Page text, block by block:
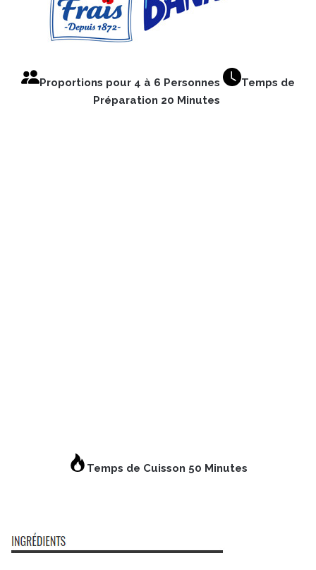
Proportions pour 4 à 6 Personnes
Temps de
Préparation 20 Minutes
Temps de Cuisson 50 Minutes